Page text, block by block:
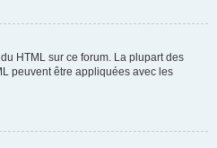
HTML sur ce forum. La plupart des
peuvent être appliquées avec les